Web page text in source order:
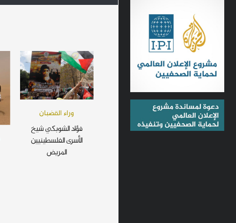
وراء القضبان
فؤاد الشوبكي شيخ
الأسرى الفلسطينيين
المريض